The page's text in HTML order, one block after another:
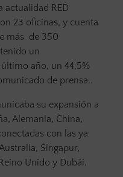
actualidad RED
23 oficinas, y cuenta
más de 350
un
año, un 44,5%
de prensa..
su expansión a
Alemania, China,
con las ya
Singapur,
Unido y Dubái.